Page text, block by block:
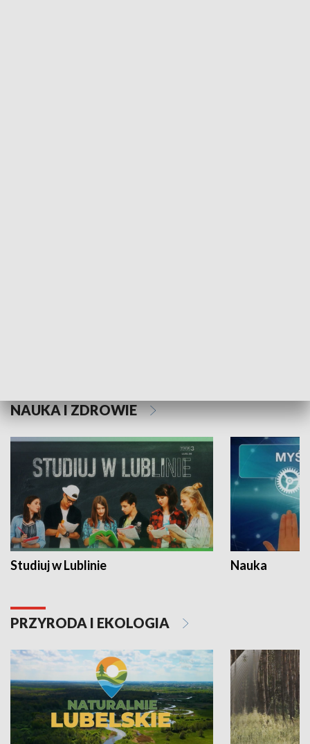
NAUKA I ZDROWIE
Studiuj w Lublinie Nauka
PRZYRODA I EKOLOGIA